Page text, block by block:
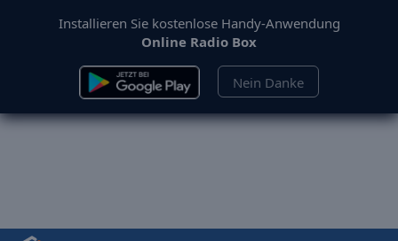
Installieren Sie kostenlose Handy-Anwendung
Online Radio Box
Nein Danke